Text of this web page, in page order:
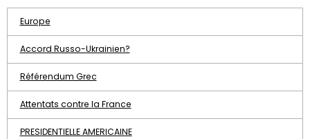
Europe
Accord Russo-Ukrainien?
Référendum Grec
Attentats contre la France
PRESIDENTIELLE AMERICAINE